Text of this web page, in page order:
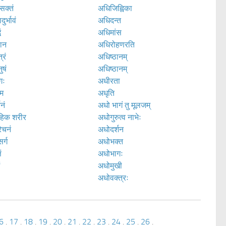
शरीर
अधिजिह्विका
अधिदन्त
अधिमांस
अधिरोहणरति
अधिष्ठानम्
अधिष्ठानम्
अधीरता
अधृति
अधो भागं तु मूलजम्
अधोगुरुत्व नाभेः
अधोदर्शन
अधोभक्त
अधोभागः
अधोमुखी
अधोवक्त्रः
. 17 . 18 . 19 . 20 . 21 . 22 . 23 . 24 . 25 . 26 .